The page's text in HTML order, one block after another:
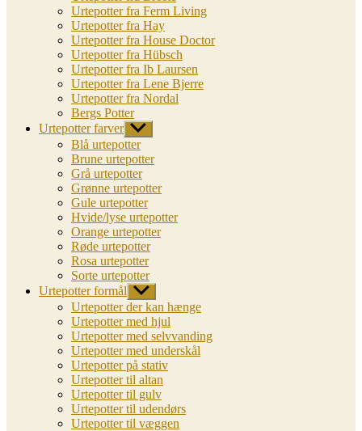
Urtepotter fra Ferm Living
Urtepotter fra Hay
Urtepotter fra House Doctor
Urtepotter fra Hübsch
Urtepotter fra Ib Laursen
Urtepotter fra Lene Bjerre
Urtepotter fra Nordal
Bergs Potter
Urtepotter farver Vis
undermenu
Blå urtepotter
Brune urtepotter
Grå urtepotter
Grønne urtepotter
Gule urtepotter
Hvide/lyse urtepotter
Orange urtepotter
Røde urtepotter
Rosa urtepotter
Sorte urtepotter
Urtepotter formål Vis
undermenu
Urtepotter der kan hænge
Urtepotter med hjul
Urtepotter med selvvanding
Urtepotter med underskål
Urtepotter på stativ
Urtepotter til altan
Urtepotter til gulv
Urtepotter til udendørs
Urtepotter til væggen